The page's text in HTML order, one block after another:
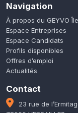
Navigation
À propos du GEYVO
Espace Entreprises
Espace Candidats
Profils disponibles
Offres d’emploi
Actualités
Contact
23 rue de